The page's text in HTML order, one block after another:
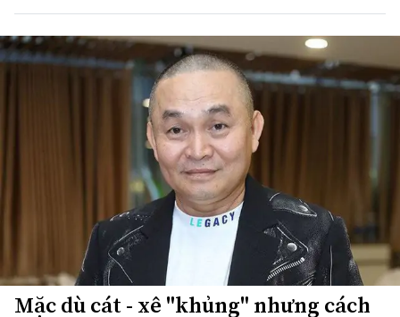
Mặc dù cát - xê "khủng" nhưng cách